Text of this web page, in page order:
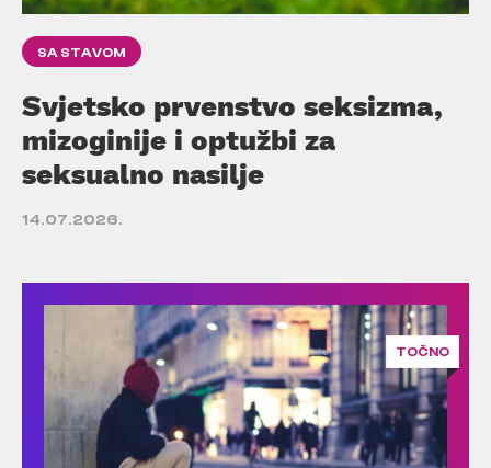
SA STAVOM
Svjetsko prvenstvo seksizma,
mizoginije i optužbi za
seksualno nasilje
14.07.2026.
TOČNO